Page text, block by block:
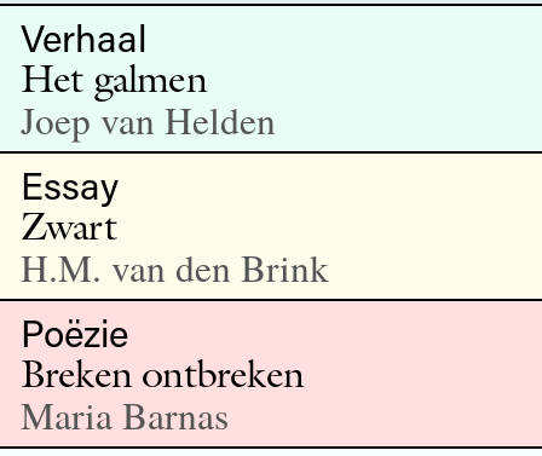
Verhaal
Het galmen
Joep van Helden
Essay
Zwart
H.M. van den Brink
Poëzie
Breken ontbreken
Maria Barnas